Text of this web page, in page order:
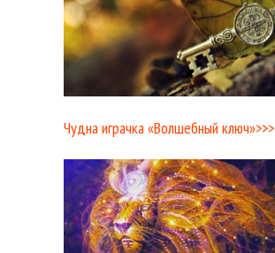
Чудна играчка «Волшебный ключ»>>>